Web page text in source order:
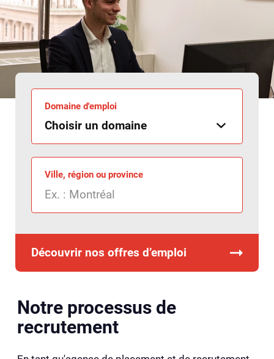
Domaine d'emploi
Ville, région ou province
Découvrir nos offres d’emploi
Notre processus de
recrutement